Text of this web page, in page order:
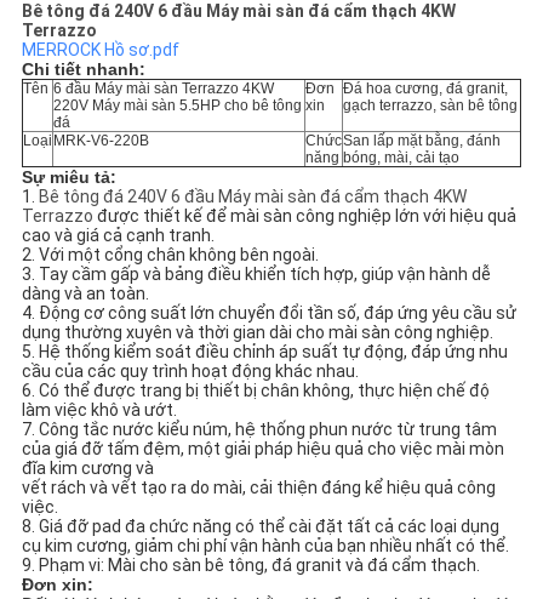
PRIVACY
POLICY
Bê tông đá 240V 6 đầu Máy mài sàn đá cẩm thạch 4KW
Terrazzo
MERROCK Hồ sơ.pdf
Chi tiết nhanh:
Tên 6 đầu Máy mài sàn Terrazzo 4KW
220V Máy mài sàn 5.5HP cho bê tông
đá
Đơn
xin
Đá hoa cương, đá granit,
gạch terrazzo, sàn bê tông
Loại MRK-V6-220B
Chức
năng
San lấp mặt bằng, đánh
bóng, mài, cải tạo
Sự miêu tả:
1. Bê tông đá 240V 6 đầu Máy mài sàn đá cẩm thạch 4KW
Terrazzo được thiết kế để mài sàn công nghiệp lớn với hiệu quả
cao và giá cả cạnh tranh.
2. Với một cổng chân không bên ngoài.
3. Tay cầm gấp và bảng điều khiển tích hợp, giúp vận hành dễ
dàng và an toàn.
4. Động cơ công suất lớn chuyển đổi tần số, đáp ứng yêu cầu sử
dụng thường xuyên và thời gian dài cho mài sàn công nghiệp.
5. Hệ thống kiểm soát điều chỉnh áp suất tự động, đáp ứng nhu
cầu của các quy trình hoạt động khác nhau.
6. Có thể được trang bị thiết bị chân không, thực hiện chế độ
làm việc khô và ướt.
7. Công tắc nước kiểu núm, hệ thống phun nước từ trung tâm
của giá đỡ tấm đệm, một giải pháp hiệu quả cho việc mài mòn
đĩa kim cương và
vết rách và vết tạo ra do mài, cải thiện đáng kể hiệu quả công
việc.
8. Giá đỡ pad đa chức năng có thể cài đặt tất cả các loại dụng
cụ kim cương, giảm chi phí vận hành của bạn nhiều nhất có thể.
9. Phạm vi: Mài cho sàn bê tông, đá granit và đá cẩm thạch.
Đơn xin: